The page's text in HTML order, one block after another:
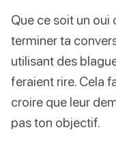
Que ce soit un oui
terminer ta
utilisant des
feraient rire. Cela
croire que leur
pas ton objectif.